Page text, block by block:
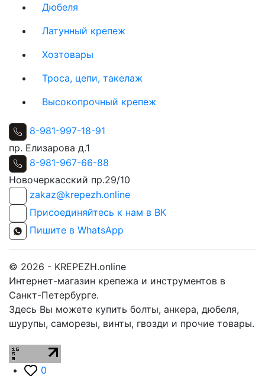
Дюбеля
Латунный крепеж
Хозтовары
Троса, цепи, такелаж
Высокопрочный крепеж
8-981-997-18-91
пр. Елизарова д.1
8-981-967-66-88
Новочеркасский пр.29/10
zakaz@krepezh.online
Присоединяйтесь к нам в ВК
Пишите в WhatsApp
© 2026 - KREPEZH.online
Интернет-магазин крепежа и инструментов в
Санкт-Петербурге.
Здесь Вы можете купить болты, анкера, дюбеля,
шурупы, саморезы, винты, гвозди и прочие товары.
0